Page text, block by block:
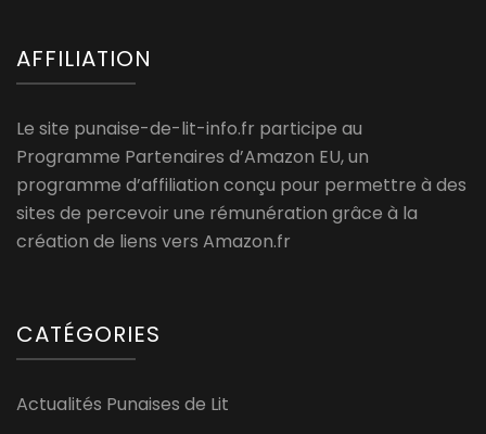
AFFILIATION
Le site punaise-de-lit-info.fr participe au
Programme Partenaires d’Amazon EU, un
programme d’affiliation conçu pour permettre à des
sites de percevoir une rémunération grâce à la
création de liens vers Amazon.fr
CATÉGORIES
Actualités Punaises de Lit